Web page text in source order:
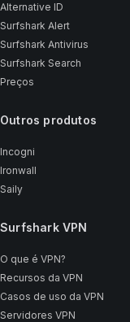
Alternative ID
Surfshark Alert
Surfshark Antivirus
Surfshark Search
Preços
Outros produtos
Incogni
Ironwall
Saily
Surfshark VPN
O que é VPN?
Recursos da VPN
Casos de uso da VPN
Servidores VPN